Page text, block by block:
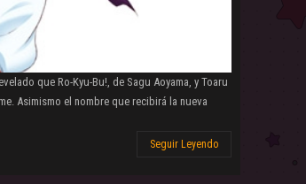
que Ro-Kyu-Bu!, de Sagu Aoyama, y Toaru
Asimismo el nombre que recibirá la nueva
Seguir Leyendo